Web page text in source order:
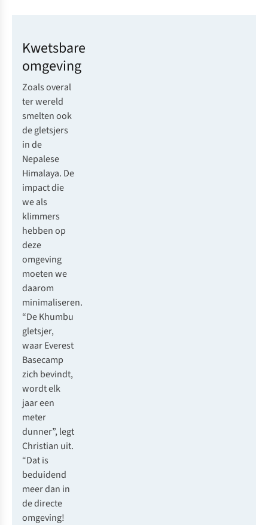
Kwetsbare
omgeving
Zoals overal
ter wereld
smelten ook
de gletsjers
in de
Nepalese
Himalaya. De
impact die
we als
klimmers
hebben op
deze
omgeving
moeten we
daarom
minimaliseren.
“De Khumbu
gletsjer,
waar Everest
Basecamp
zich bevindt,
wordt elk
jaar een
meter
dunner”, legt
Christian uit.
“Dat is
beduidend
meer dan in
de directe
omgeving!